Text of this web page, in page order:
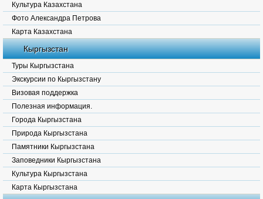
Культура Казахстана
Фото Александра Петрова
Карта Казахстана
Кыргызстан
Туры Кыргызстана
Экскурсии по Кыргызстану
Визовая поддержка
Полезная информация.
Города Кыргызстана
Природа Кыргызстана
Памятники Кыргызстана
Заповедники Кыргызстана
Культура Кыргызстана
Карта Кыргызстана